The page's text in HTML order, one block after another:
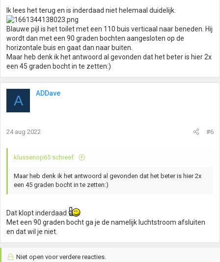
Ik lees het terug en is inderdaad niet helemaal duidelijk.
Blauwe pijl is het toilet met een 110 buis verticaal naar beneden. Hij
wordt dan met een 90 graden bochten aangesloten op de
horizontale buis en gaat dan naar buiten.
Maar heb denk ik het antwoord al gevonden dat het beter is hier 2x
een 45 graden bocht in te zetten:)
A ADDave
24 aug 2022 #6
klussenop65 schreef:
Maar heb denk ik het antwoord al gevonden dat het beter is hier 2x
een 45 graden bocht in te zetten:)
Dat klopt inderdaad
Met een 90 graden bocht ga je de namelijk luchtstroom afsluiten
en dat wil je niet.
Niet open voor verdere reacties.